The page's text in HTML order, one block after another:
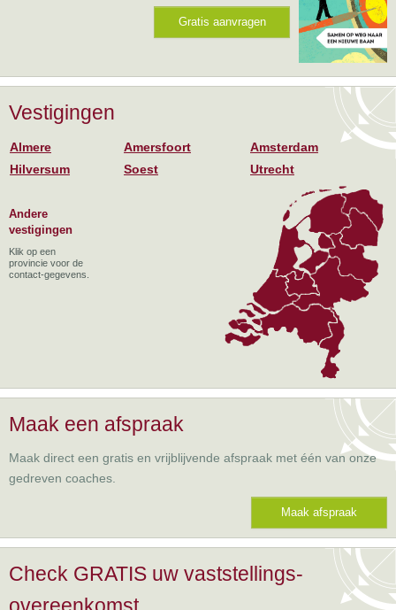
Gratis aanvragen
Vestigingen
Almere Amersfoort
Amsterdam
Hilversum
Soest Utrecht
Andere
vestigingen
Klik op een
provincie voor de
contact-gegevens.
Maak een afspraak
Maak direct een gratis en vrijblijvende afspraak met één van onze
gedreven coaches.
Maak afspraak
Check GRATIS uw vaststellings-